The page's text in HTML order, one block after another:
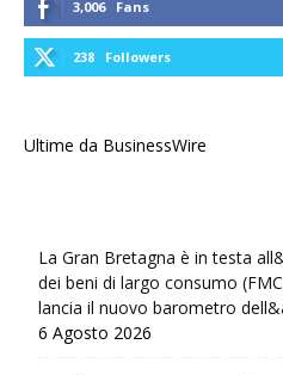
3,006 Fans
238 Followers
Ultime da BusinessWire
La Gran Bretagna è in testa
dei beni di largo consumo
lancia il nuovo barometro
6 Agosto 2026